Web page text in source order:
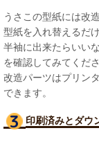
うさこの型紙には改
型紙を入れ替えるだ
半袖に出来たらいい
を確認してみてくださ
改造パーツはプリン
できます。
印刷済みとダウ